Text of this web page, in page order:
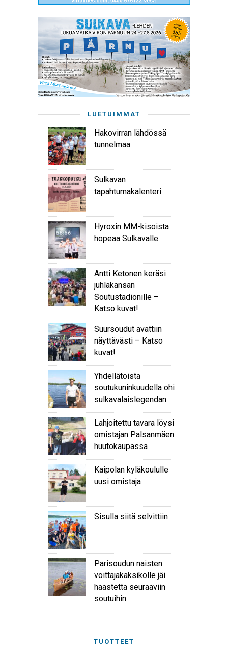
LUETUIMMAT
Hakovirran lähdössä
tunnelmaa
Sulkavan
tapahtumakalenteri
Hyroxin MM-kisoista
hopeaa Sulkavalle
Antti Ketonen keräsi
juhlakansan
Soutustadionille –
Katso kuvat!
Suursoudut avattiin
näyttävästi – Katso
kuvat!
Yhdellätoista
soutukuninkuudella ohi
sulkavalaislegendan
Lahjoitettu tavara löysi
omistajan Palsanmäen
huutokaupassa
Kaipolan kyläkoululle
uusi omistaja
Sisulla siitä selvittiin
Parisoudun naisten
voittajakaksikolle jäi
haastetta seuraaviin
soutuihin
TUOTTEET